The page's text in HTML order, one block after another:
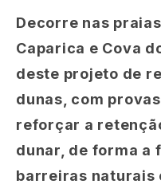
Decorre nas
Caparica e Cova
deste projeto de
dunas, com
reforçar a
dunar, de forma a
barreiras naturais